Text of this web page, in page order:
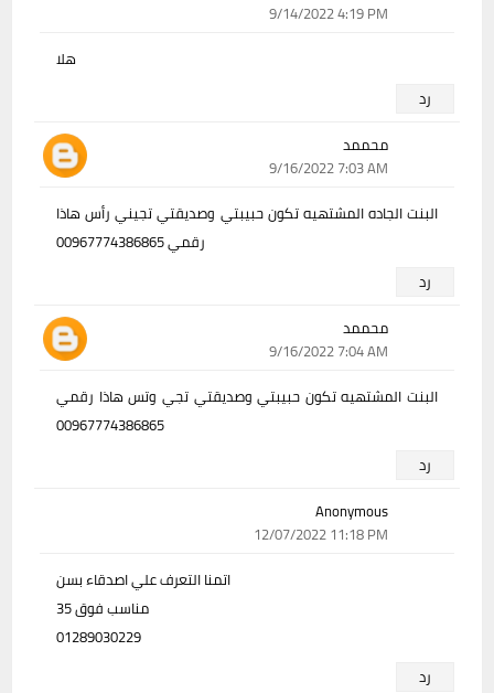
9/14/2022 4:19 PM
هلا
رد
محممد
9/16/2022 7:03 AM
البنت الجاده المشتهيه تكون حبيبتي وصديقتي تجيني رأس هاذا
رقمي 00967774386865
رد
محممد
9/16/2022 7:04 AM
البنت المشتهيه تكون حبيبتي وصديقتي تجي وتس هاذا رقمي
00967774386865
رد
Anonymous
12/07/2022 11:18 PM
اتمنا التعرف علي اصدقاء بسن
مناسب فوق 35
01289030229
رد